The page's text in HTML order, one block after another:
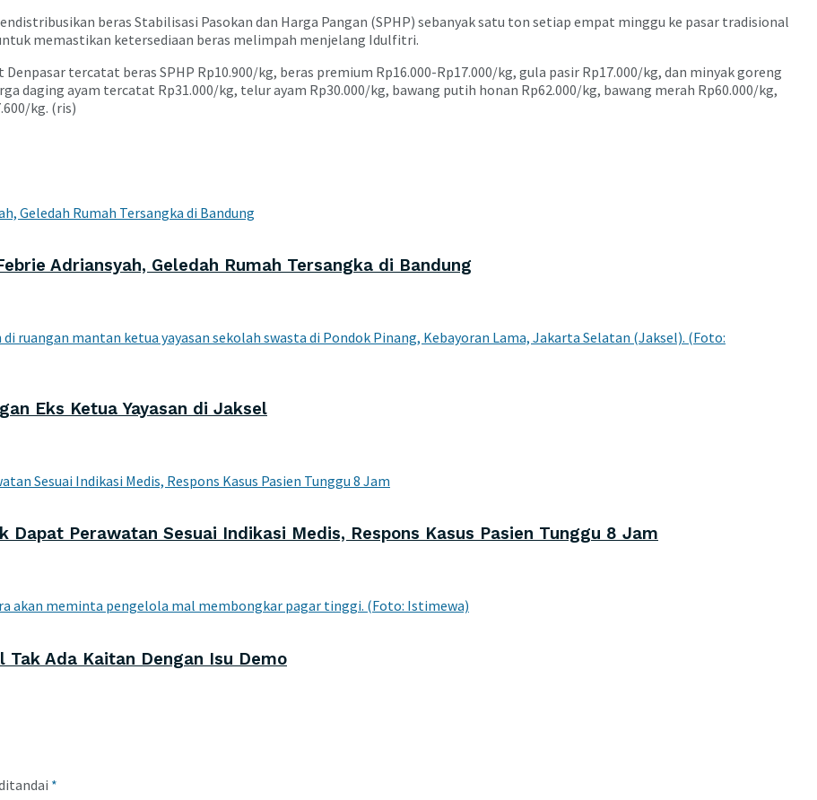
beras Stabilisasi Pasokan dan Harga Pangan (SPHP) sebanyak satu ton setiap empat minggu ke pasar tradisional
memastikan ketersediaan beras melimpah menjelang Idulfitri.
tercatat beras SPHP Rp10.900/kg, beras premium Rp16.000-Rp17.000/kg, gula pasir Rp17.000/kg, dan minyak goreng
daging ayam tercatat Rp31.000/kg, telur ayam Rp30.000/kg, bawang putih honan Rp62.000/kg, bawang merah Rp60.000/kg,
kg. (ris)
Adriansyah, Geledah Rumah Tersangka di Bandung
Eks Ketua Yayasan di Jaksel
Dapat Perawatan Sesuai Indikasi Medis, Respons Kasus Pasien Tunggu 8 Jam
Ada Kaitan Dengan Isu Demo
*